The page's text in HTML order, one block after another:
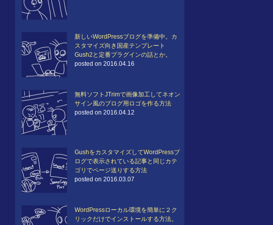
新しいWordPressブログを準備中。カ
スタマイズ向き国産テンプレート
Gush2と定番プラグインの話とか。
posted on 2016.04.16
無料ソフトJTrimで画像加工してネオン
サイン風のブログ用ロゴを作る方法
posted on 2016.04.12
GushをカスタマイズしてWordPressブ
ログで表示されている記事と同じカテ
ゴリでページ送りする方法
posted on 2016.03.07
WordPressローカル環境を簡単に２ク
リックだけでインストールする方法。